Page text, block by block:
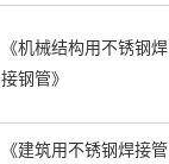
《机械结构用不锈钢焊
接钢管》
《建筑用不锈钢焊接管